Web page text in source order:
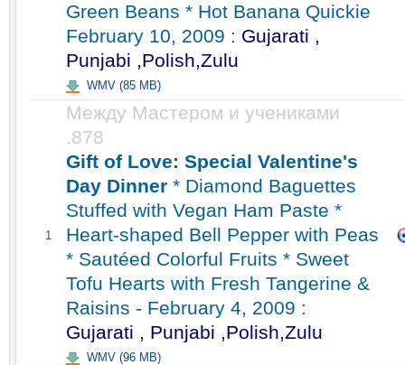
Green Beans * Hot Banana Quickie
February 10, 2009 : Gujarati ,
Punjabi ,Polish,Zulu
WMV (85 MB)
1
Между Мастером и учениками
.878
Gift of Love: Special Valentine's
Day Dinner * Diamond Baguettes
Stuffed with Vegan Ham Paste *
Heart-shaped Bell Pepper with Peas
* Sautéed Colorful Fruits * Sweet
Tofu Hearts with Fresh Tangerine &
Raisins - February 4, 2009 :
Gujarati , Punjabi ,Polish,Zulu
WMV (96 MB)